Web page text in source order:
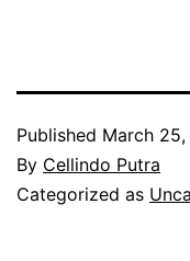
Published March
By Cellindo Putra
Categorized as